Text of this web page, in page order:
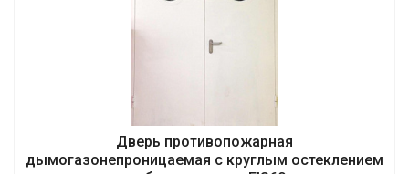
Дверь противопожарная
дымогазонепроницаемая с круглым остеклением